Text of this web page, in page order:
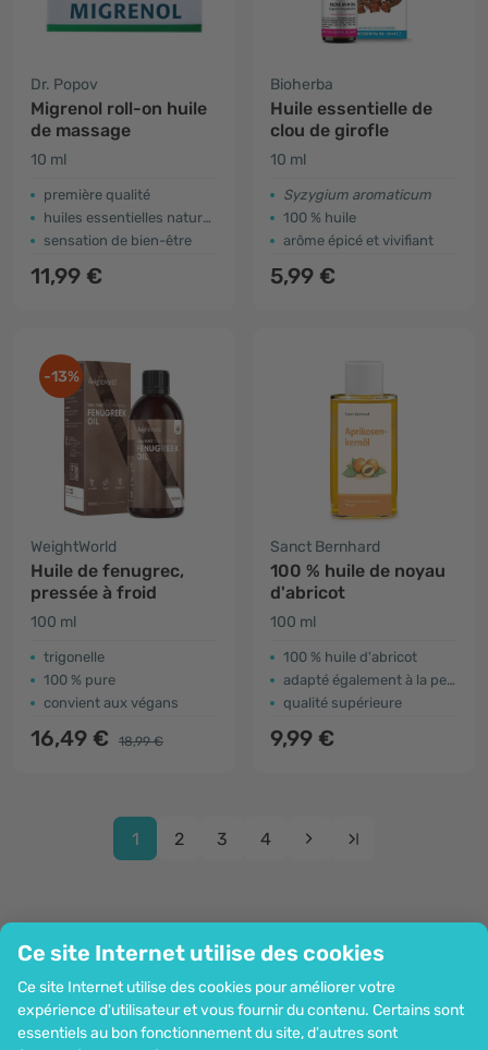
Ce site Internet utilise des cookies
Ce site Internet utilise des cookies pour améliorer votre
expérience d'utilisateur et vous fournir du contenu. Certains sont
essentiels au bon fonctionnement du site, d'autres sont
Dr. Popov
Migrenol roll-on huile
de massage
10 ml
première qualité
huiles essentielles naturelles
sensation de bien-être
11,99 €
Bioherba
Huile essentielle de
clou de girofle
10 ml
Syzygium aromaticum
100 % huile
arôme épicé et vivifiant
5,99 €
-13%
WeightWorld
Huile de fenugrec,
pressée à froid
100 ml
trigonelle
100 % pure
convient aux végans
16,49 € 18,99 €
Sanct Bernhard
100 % huile de noyau
d'abricot
100 ml
100 % huile d'abricot
adapté également à la peau des enfants
qualité supérieure
9,99 €
1 2 3 4
Information
Rejoignez-nous